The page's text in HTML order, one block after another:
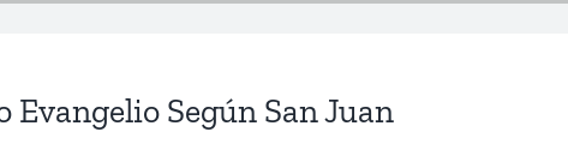
Evangelio Según San Juan